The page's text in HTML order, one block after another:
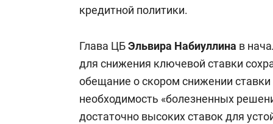
кредитной политики.
Глава ЦБЭльвира Набиуллина в
для снижения ключевой ставки
обещание о скором снижении
необходимость «болезненных
достаточно высоких ставок для